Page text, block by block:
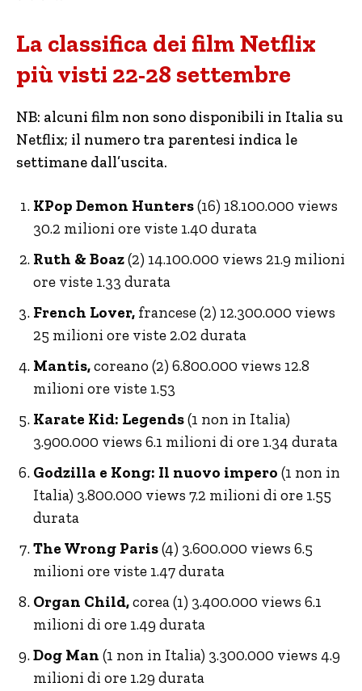
La classifica dei film Netflix
più visti 22-28 settembre
NB: alcuni film non sono disponibili in Italia su
Netflix; il numero tra parentesi indica le
settimane dall’uscita.
KPop Demon Hunters(16) 18.100.000 views
30.2 milioni ore viste 1.40 durata
Ruth & Boaz(2) 14.100.000 views 21.9 milioni
ore viste 1.33 durata
French Lover, francese (2) 12.300.000 views
25 milioni ore viste 2.02 durata
Mantis,coreano (2) 6.800.000 views 12.8
milioni ore viste 1.53
Karate Kid: Legends(1 non in Italia)
3.900.000 views 6.1 milioni di ore 1.34 durata
Godzilla e Kong: Il nuovo impero (1 non in
Italia) 3.800.000 views 7.2 milioni di ore 1.55
durata
The Wrong Paris(4) 3.600.000 views 6.5
milioni ore viste 1.47 durata
Organ Child,corea (1) 3.400.000 views 6.1
milioni di ore 1.49 durata
Dog Man (1 non in Italia) 3.300.000 views 4.9
milioni di ore 1.29 durata